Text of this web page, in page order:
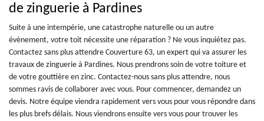
de zinguerie à Pardines
Suite à une intempérie, une catastrophe naturelle ou un autre
évènement, votre toit nécessite une réparation ? Ne vous inquiétez pas.
Contactez sans plus attendre Couverture 63, un expert qui va assurer les
travaux de zinguerie à Pardines. Nous prendrons soin de votre toiture et
de votre gouttière en zinc. Contactez-nous sans plus attendre, nous
sommes ravis de collaborer avec vous. Pour commencer, demandez un
devis. Notre équipe viendra rapidement vers vous pour vous répondre dans
les plus brefs délais. Nous viendrons ensuite vers vous pour trouver les